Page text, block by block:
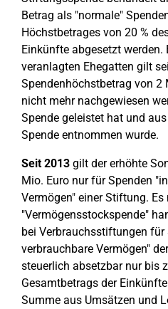
Betrag als "normale"
Höchstbetrages von 20 %
Einkünfte abgesetzt werden.
veranlagten Ehegatten gilt
Spendenhöchstbetrag von 2
nicht mehr nachgewiesen
Spende geleistet hat und
Spende entnommen wurde.
Seit 2013 gilt der erhöhte
Mio. Euro nur für Spenden
Vermögen" einer Stiftung.
"Vermögensstockspende"
bei Verbrauchsstiftungen für
verbrauchbare Vermögen"
steuerlich absetzbar nur bis
Gesamtbetrags der
Summe aus Umsätzen und